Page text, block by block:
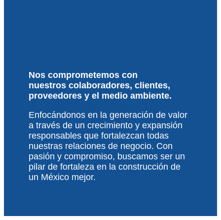
Nos comprometemos con
nuestros colaboradores, clientes,
proveedores y el medio ambiente.
Enfocándonos en la generación de valor
a través de un crecimiento y expansión
responsables que fortalezcan todas
nuestras relaciones de negocio. Con
pasión y compromiso, buscamos ser un
pilar de fortaleza en la construcción de
un México mejor.